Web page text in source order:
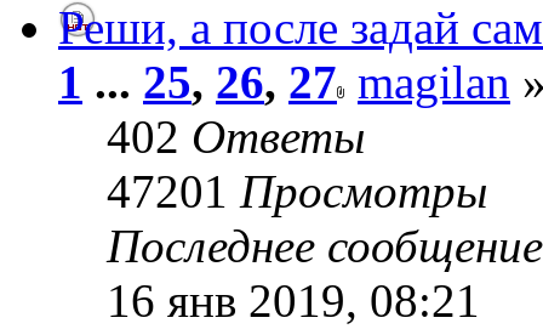
Реши, а после задай сам
1 ... 25, 26, 27 magilan
402 Ответы
47201 Просмотры
Последнее
16 янв 2019, 08:21